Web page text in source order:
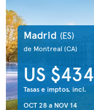
Madrid (ES)
de Montreal (CA)
US $434
Tasas e imptos. incl.
OCT 28a NOV 14